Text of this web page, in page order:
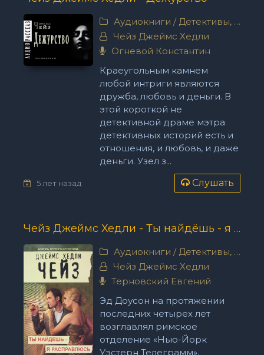
Аудиокниги / Детективы, триллеры
Чейз Джеймс Хедли
Огневой Константин
Краеугольным камнем
любой интриги являются
дружба, любовь и деньги. В
этой короткой не
детективной драме мэтра
детективных историй есть и
отношения, и любовь, и даже
деньги. Узел з...
5 лет назад Слушать
Чейз Джеймс Хедли - Ты найдёшь - я расправлюсь
Аудиокниги / Детективы, триллеры
Чейз Джеймс Хедли
Терновский Евгений
Эд Доусон на протяжении
последних четырех лет
возглавлял римское
отделение «Нью-Йорк
Уэстерн Телеграмм»,